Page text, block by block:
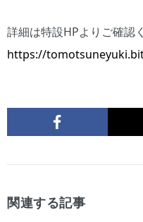
詳細は特設HPよりご確認
https://
関連する記事